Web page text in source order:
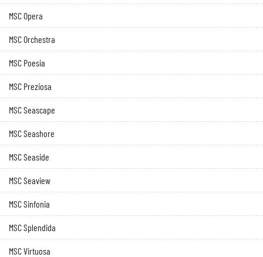
MSC Opera
MSC Orchestra
MSC Poesia
MSC Preziosa
MSC Seascape
MSC Seashore
MSC Seaside
MSC Seaview
MSC Sinfonia
MSC Splendida
MSC Virtuosa